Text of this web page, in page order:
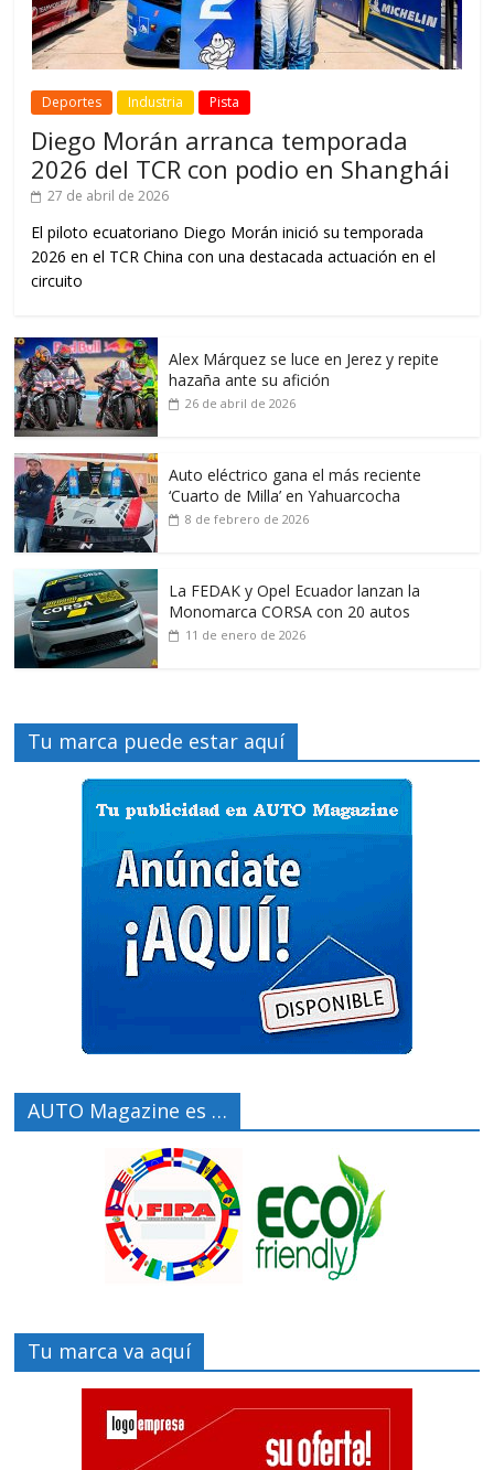
Deportes Industria Pista
Diego Morán arranca temporada
2026 del TCR con podio en Shanghái
27 de abril de 2026
El piloto ecuatoriano Diego Morán inició su temporada
2026 en el TCR China con una destacada actuación en el
circuito
Alex Márquez se luce en Jerez y repite
hazaña ante su afición
26 de abril de 2026
Auto eléctrico gana el más reciente
‘Cuarto de Milla’ en Yahuarcocha
8 de febrero de 2026
La FEDAK y Opel Ecuador lanzan la
Monomarca CORSA con 20 autos
11 de enero de 2026
Tu marca puede estar aquí
AUTO Magazine es …
Tu marca va aquí